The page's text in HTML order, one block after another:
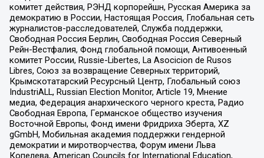
комитет действия, РЭНД корпорейшн, Русская Америка за
демократию в России, Настоящая Россия, Глобальная сеть
журналистов-расследователей, Служба поддержки,
Свободная Россия Берлин, Свободная Россия Северный
Рейн-Вестфалия, Фонд глобальной помощи, Антивоенный
комитет России, Russie-Libertes, La Asocicion de Rusos
Libres, Союз за возвращение Северных территорий,
Крымскотатарский Ресурсный Центр, Глобальный союз
IndustriALL, Russian Election Monitor, Article 19, Мнение
медиа, Федерация анархического черного креста, Радио
Свободная Европа, Германское общество изучения
Восточной Европы, Фонд имени Фридриха Эберта, XZ
gGmbH, Мобильная академия поддержки гендерной
демократии и миротворчества, Форум имени Льва
Копелева, American Councils for International Education,